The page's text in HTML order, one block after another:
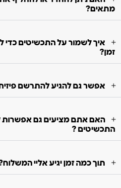
מתאים?
איך לשמור על התכשיטים כדי
זמן?
אפשר גם להגיע להתרשם
האם אתם מציעים גם אפשרות
התכשיטים ?
תוך כמה זמן יגיע אליי